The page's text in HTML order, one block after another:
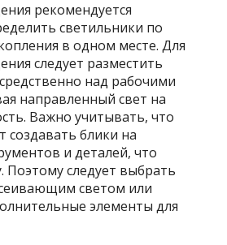
рекомендуется
светильники по
в одном месте. Для
следует разместить
над рабочими
направленный свет на
Важно учитывать, что
создавать блики на
и деталей, что
Поэтому следует выбрать
светом или
элементы для